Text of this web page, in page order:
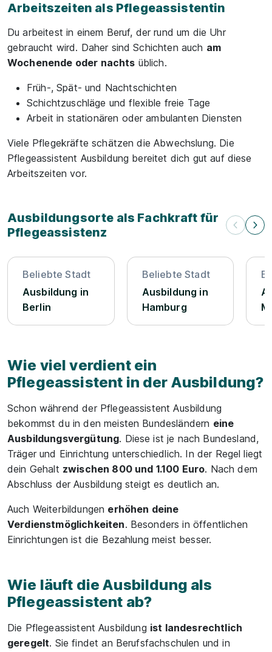
Arbeitszeiten als Pflegeassistentin
Du arbeitest in einem Beruf, der rund um die Uhr
gebraucht wird. Daher sind Schichten auch am
Wochenende oder nachts üblich.
Früh-, Spät- und Nachtschichten
Schichtzuschläge und flexible freie Tage
Arbeit in stationären oder ambulanten Diensten
Viele Pflegekräfte schätzen die Abwechslung. Die
Pflegeassistent Ausbildung bereitet dich gut auf diese
Arbeitszeiten vor.
Ausbildungsorte als Fachkraft für
Pflegeassistenz
Beliebte Stadt
Ausbildung in
Berlin
Beliebte Stadt
Ausbildung in
Hamburg
Wie viel verdient ein
Pflegeassistent in der Ausbildung?
Schon während der Pflegeassistent Ausbildung
bekommst du in den meisten Bundesländern eine
Ausbildungsvergütung. Diese ist je nach Bundesland,
Träger und Einrichtung unterschiedlich. In der Regel liegt
dein Gehalt zwischen 800 und 1.100 Euro. Nach dem
Abschluss der Ausbildung steigt es deutlich an.
Auch Weiterbildungen erhöhen deine
Verdienstmöglichkeiten. Besonders in öffentlichen
Einrichtungen ist die Bezahlung meist besser.
Wie läuft die Ausbildung als
Pflegeassistent ab?
Die Pflegeassistent Ausbildung ist landesrechtlich
geregelt. Sie findet an Berufsfachschulen und in